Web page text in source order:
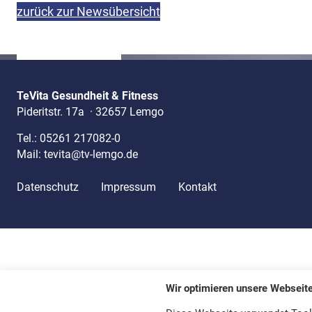
zurück zur Newsübersicht
TeVita Gesundheit & Fitness
Pideritstr. 17a · 32657 Lemgo
Tel.: 05261 217082-0
Mail: tevita@tv-lemgo.de
Datenschutz Impressum Kontakt
Wir optimieren unsere